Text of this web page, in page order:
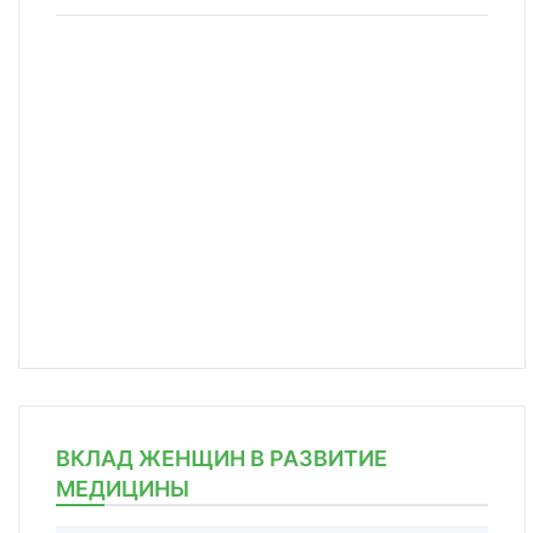
ВКЛАД ЖЕНЩИН В РАЗВИТИЕ
МЕДИЦИНЫ